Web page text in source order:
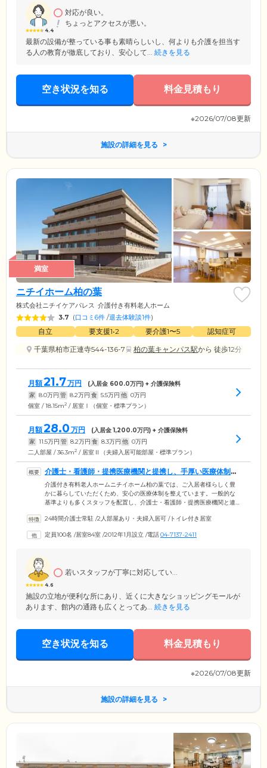
4.4
対応が良い。
ちょっとアクセスが悪い。
最新の設備が整っている事も素晴らしいし、何よりも介護を担当す
る人の教育が徹底しており、安心して... 続きを見る
空き状況を知る 料金見積もり
※2026/07/08更新
施設の詳細を見る
満室
ニチイホーム柏の葉
株式会社ニチイケアパレス 介護付き有料老人ホーム
3.7 (口コミ6件 /退去体験談1件)
自立 要支援1•2 要介護1〜5
認知症可
千葉県柏市正連寺544-136-7
柏の葉キャンパス駅から 徒歩12分
月額21.7万円 (入居金 600.0万円) + 介護保険料
家 8.0万円 管 8.2万円 食 5.5万円 他 0万円
個室 / 18.15m2 / 居室Ⅰ（個室・標準プラン）
月額28.0 万円 (入居金1,200.0万円) + 介護保険料
家 11.5万円 管 8.2万円 食 8.3万円 他 0万円
二人部屋 / 36.3m2 / 居室Ⅱ（夫婦入居可能部屋・標準プラン）
介護士・看護師・提携医療機関と提携し、手厚い医療体制を
完備しています
介護付き有料老人ホームニチイホーム柏の葉では、ご入居者様らしく豊
かに暮らしていただくため、安心の医療体制を整えています。一般的な
基準よりも多くスタッフを配置し、介護士・看護師・提携医療機関と連
ルチェックなどきめ細やかな健康管理を行います。提携医療機関の医師
迅速に対応いたします。通院が必要な際にはスタッフが付き添いを行
24時間介護士常駐 /2人部屋あり・夫婦入居可 /トイレ付き居室
定員100名 /居室84室 /2012年1月設立 /電話04-7137-2411
4.6
若いスタッフが丁寧に対応してい...
施設の立地が便利な所にあり、近くに大きなショッピングモールが
あります、館内の通路も広くとってあ... 続きを見る
空き状況を知る 料金見積もり
※2026/07/08更新
施設の詳細を見る